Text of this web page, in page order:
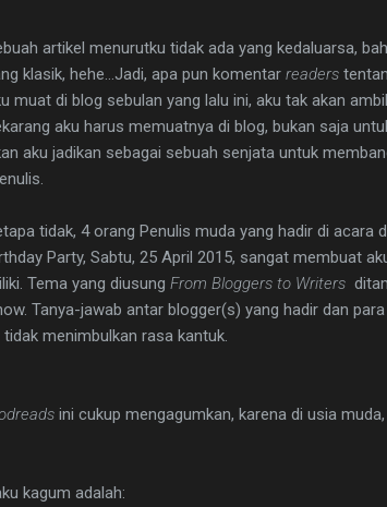
artikel menurutku tidak ada yang kedaluarsa,
klasik, hehe...Jadi, apa pun komentar readers
muat di blog sebulan yang lalu ini, aku tak akan
aku harus memuatnya di blog, bukan saja
aku jadikan sebagai sebuah senjata untuk
tidak, 4 orang Penulis muda yang hadir di acara
Party, Sabtu, 25 April 2015, sangat membuat
Tema yang diusung From Bloggers to Writers
Tanya-jawab antar blogger(s) yang hadir dan
tidak menimbulkan rasa kantuk.
ini cukup mengagumkan, karena di usia
kagum adalah: